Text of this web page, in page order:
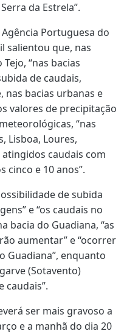
da Estrela”.
Portuguesa do
salientou que, nas
“nas bacias
de caudais,
nas bacias urbanas e
valores de precipitação
“nas
Lisboa, Loures,
caudais com
e 10 anos”.
de subida
e “os caudais no
bacia do Guadiana, “as
aumentar” e “ocorrer
Guadiana”, enquanto
(Sotavento)
caudais”.
ser mais gravoso a
e a manhã do dia 20